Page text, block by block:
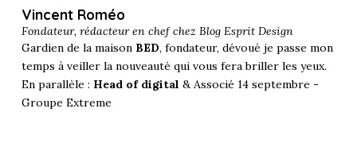
Vincent Roméo
Fondateur, rédacteur en chef chez Blog Esprit Design
Gardien de la maison BED, fondateur, dévoué je passe mon
temps à veiller la nouveauté qui vous fera briller les yeux.
En parallèle : Head of digital & Associé 14 septembre -
Groupe Extreme